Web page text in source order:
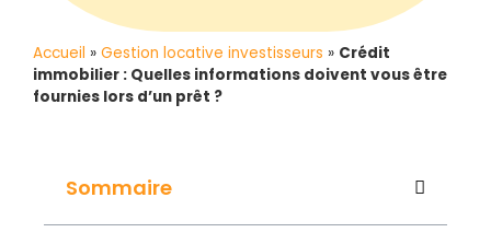
Accueil » Gestion locative investisseurs » Crédit
immobilier : Quelles informations doivent vous être
fournies lors d’un prêt ?
Sommaire